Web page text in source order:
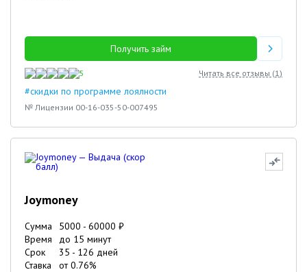
Получить займ
5 Читать все отзывы (1)
#скидки по программе лоялности
№ Лицензии 00-16-035-50-007495
Joymoney
Сумма 5000 - 60000 ₽
Время
до 15 минут
Срок
35 - 126 дней
Ставка
от0.76%